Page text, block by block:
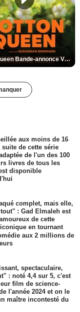
Cotton Queen Bande-annonce VO STFR
aux moins de 16
suite de cette série
de l'un des 100
livres de tous les
disponible
complet, mais elle,
: Gad Elmaleh est
de cette
en tournant
aux 2 millions de
spectaculaire,
: noté 4,4 sur 5, c'est
film de science-
l'année 2024 et on le
maître incontesté du